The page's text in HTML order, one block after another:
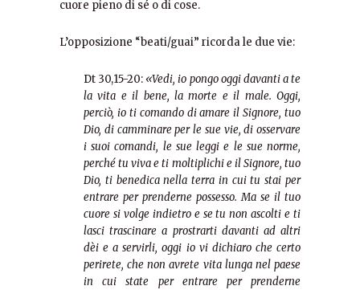
cuore pieno di sé o di cose.
L’opposizione “beati/guai” ricorda le due vie:
Dt 30,15-20:«Vedi, io pongo oggi davanti a te
la vita e il bene, la morte e il male. Oggi,
perciò, io ti comando di amare il Signore, tuo
Dio, di camminare per le sue vie, di osservare
i suoi comandi, le sue leggi e le sue norme,
perché tu viva e ti moltiplichi e il Signore, tuo
Dio, ti benedica nella terra in cui tu stai per
entrare per prenderne possesso. Ma se il tuo
cuore si volge indietro e se tu non ascolti e ti
lasci trascinare a prostrarti davanti ad altri
dèi e a servirli, oggi io vi dichiaro che certo
perirete, che non avrete vita lunga nel paese
in cui state per entrare per prenderne